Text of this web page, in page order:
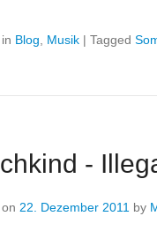
Blog Musik | Tagged
-
22. Dezember 2011 by